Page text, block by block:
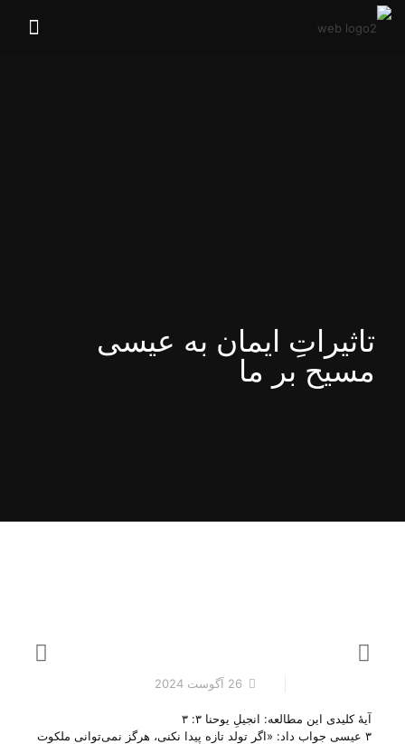
تاثیراتِ ایمان به عیسی
مسیح بر ما
26 آگوست 2024
آیهٔ کلیدی این مطالعه: انجیلِ یوحنا ۳: ۳
۳ عیسی جواب داد: «اگر تولد تازه پیدا نکنی، هرگز نمی‌توانی ملکوت